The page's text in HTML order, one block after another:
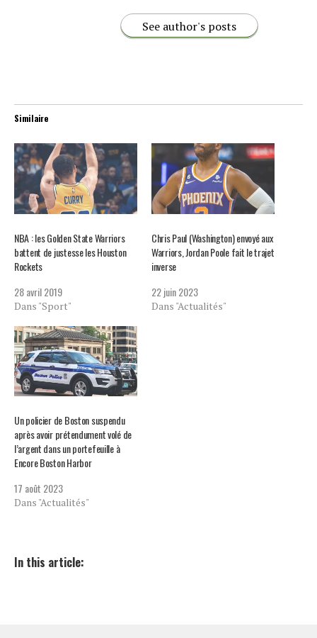
See author's posts
Similaire
NBA : les Golden State Warriors
battent de justesse les Houston
Rockets
28 avril 2019
Dans "Sport"
Chris Paul (Washington) envoyé aux
Warriors, Jordan Poole fait le trajet
inverse
22 juin 2023
Dans "Actualités"
Un policier de Boston suspendu
après avoir prétendument volé de
l’argent dans un portefeuille à
Encore Boston Harbor
17 août 2023
Dans "Actualités"
In this article: